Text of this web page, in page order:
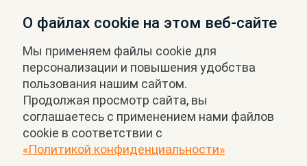
О файлах cookie на этом веб-сайте
Мы применяем файлы cookie для
персонализации и повышения удобства
пользования нашим сайтом.
Продолжая просмотр сайта, вы
соглашаетесь с применением нами файлов
cookie в соответствии с
«Политикой конфиденциальности»